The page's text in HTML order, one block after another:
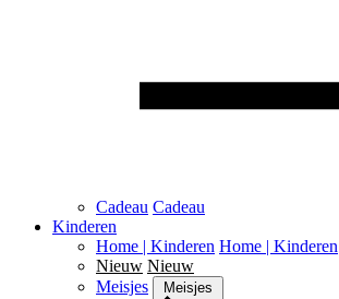
Cadeau Cadeau
Kinderen
Home | Kinderen Home | Kinderen
Nieuw Nieuw
Meisjes
Meisjes